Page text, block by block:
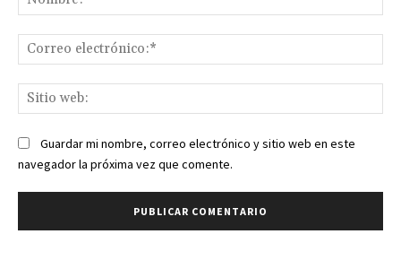
Guardar mi nombre, correo electrónico y sitio web en este
navegador la próxima vez que comente.